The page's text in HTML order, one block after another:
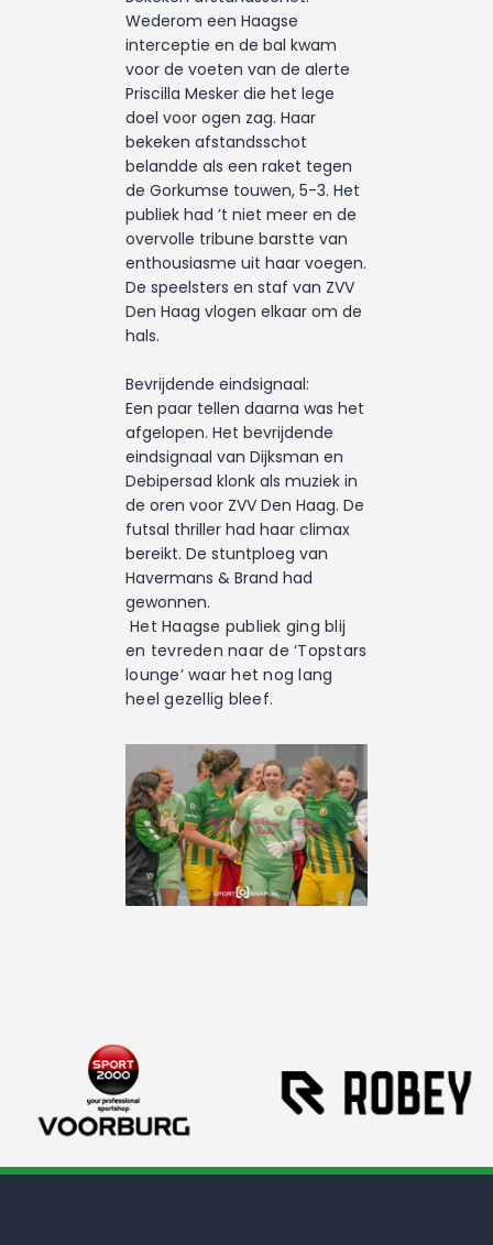
Wederom een Haagse
interceptie en de bal kwam
voor de voeten van de alerte
Priscilla Mesker die het lege
doel voor ogen zag. Haar
bekeken afstandsschot
belandde als een raket tegen
de Gorkumse touwen, 5-3. Het
publiek had ’t niet meer en de
overvolle tribune barstte van
enthousiasme uit haar voegen.
De speelsters en staf van ZVV
Den Haag vlogen elkaar om de
hals.
Bevrijdende eindsignaal:
Een paar tellen daarna was het
afgelopen. Het bevrijdende
eindsignaal van Dijksman en
Debipersad klonk als muziek in
de oren voor ZVV Den Haag. De
futsal thriller had haar climax
bereikt. De stuntploeg van
Havermans & Brand had
gewonnen.
Het Haagse publiek ging blij
en tevreden naar de ‘Topstars
lounge’ waar het nog lang
heel gezellig bleef.